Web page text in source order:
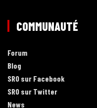
COMMUNAUTÉ
Forum
Blog
SRO sur Facebook
SRO sur Twitter
News